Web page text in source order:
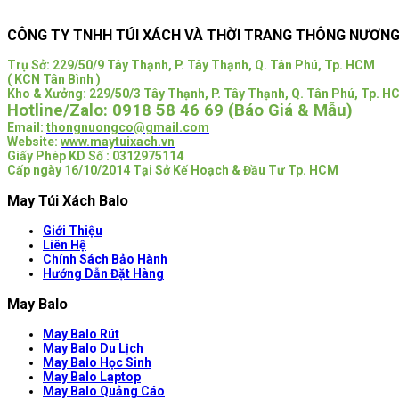
CÔNG TY TNHH TÚI XÁCH VÀ THỜI TRANG THÔNG NƯƠNG
Trụ Sở: 229/50/9 Tây Thạnh, P. Tây Thạnh, Q. Tân Phú, Tp. HCM
( KCN Tân Bình )
Kho & Xưởng: 229/50/3 Tây Thạnh, P. Tây Thạnh, Q. Tân Phú, Tp.
Hotline/Zalo: 0918 58 46 69 (Báo Giá & Mẫu)
Email: thongnuongco@gmail.com
Website: www.maytuixach.vn
Giấy Phép KD Số : 0312975114
Cấp ngày 16/10/2014 Tại Sở Kế Hoạch & Đầu Tư Tp. HCM
May Túi Xách Balo
Giới Thiệu
Liên Hệ
Chính Sách Bảo Hành
Hướng Dẫn Đặt Hàng
May Balo
May Balo Rút
May Balo Du Lịch
May Balo Học Sinh
May Balo Laptop
May Balo Quảng Cáo